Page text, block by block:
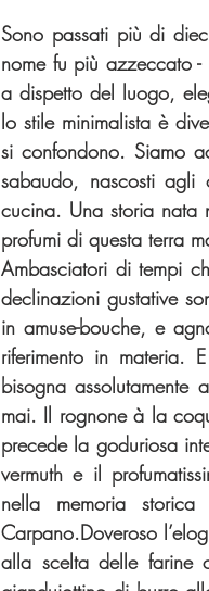
Sono passati più di
nome fu più azzeccato
a dispetto del luogo,
lo stile minimalista è
si confondono. Siamo
sabaudo, nascosti
cucina. Una storia nata
profumi di questa terra
Ambasciatori di tempi
declinazioni gustative
in amuse-bouche, e
riferimento in materia.
bisogna assolutamente
mai. Il rognone à la
precede la goduriosa
vermuth e il
nella memoria
Carpano.Doveroso
alla scelta delle farine